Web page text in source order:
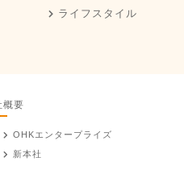
ライフスタイル
概要
OHKエンタープライズ
新本社